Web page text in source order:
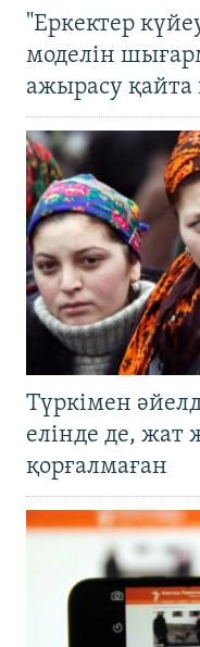
"Еркектер
моделін
ажырасу қайта
Түркімен
елінде де, жат
қорғалмаған